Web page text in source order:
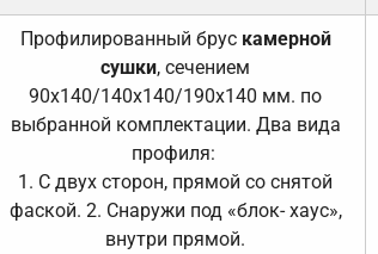
Профилированный брус камерной
сушки, сечением
90х140/140х140/190х140 мм. по
выбранной комплектации. Два вида
профиля:
1. С двух сторон, прямой со снятой
фаской. 2. Снаружи под «блок- хаус»,
внутри прямой.